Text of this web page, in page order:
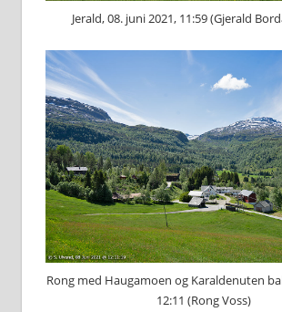
Jerald, 08. juni 2021, 11:59 (Gjerald
Rong med Haugamoen og Karaldenuten
12:11 (Rong Voss)